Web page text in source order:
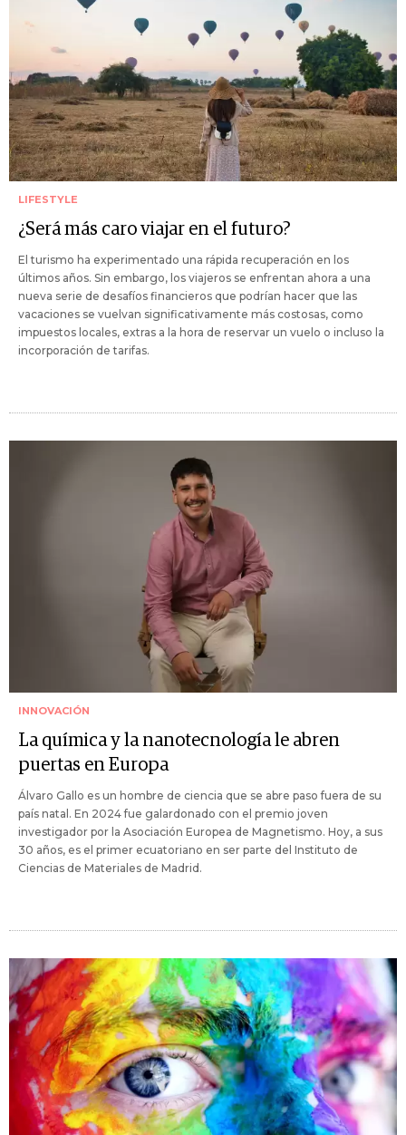
LIFESTYLE
¿Será más caro viajar en el futuro?
El turismo ha experimentado una rápida recuperación en los
últimos años. Sin embargo, los viajeros se enfrentan ahora a una
nueva serie de desafíos financieros que podrían hacer que las
vacaciones se vuelvan significativamente más costosas, como
impuestos locales, extras a la hora de reservar un vuelo o incluso la
incorporación de tarifas.
INNOVACIÓN
La química y la nanotecnología le abren
puertas en Europa
Álvaro Gallo es un hombre de ciencia que se abre paso fuera de su
país natal. En 2024 fue galardonado con el premio joven
investigador por la Asociación Europea de Magnetismo. Hoy, a sus
30 años, es el primer ecuatoriano en ser parte del Instituto de
Ciencias de Materiales de Madrid.